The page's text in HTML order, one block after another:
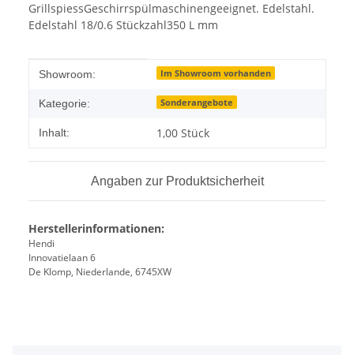
GrillspiessGeschirrspülmaschinengeeignet. Edelstahl.
Edelstahl 18/0.6 Stückzahl350 L mm
Produkteigenschaft
Wert
Showroom: Im Showroom vorhanden
Kategorie: Sonderangebote
Inhalt: 1,00 Stück
Angaben zur Produktsicherheit
Herstellerinformationen:
Hendi
Innovatielaan 6
De Klomp, Niederlande, 6745XW